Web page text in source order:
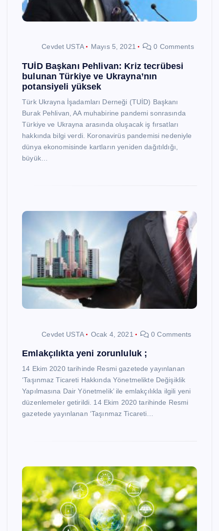
Cevdet USTA Mayıs 5, 2021 0 Comments
TUİD Başkanı Pehlivan: Kriz tecrübesi
bulunan Türkiye ve Ukrayna’nın
potansiyeli yüksek
Türk Ukrayna İşadamları Derneği (TUİD) Başkanı
Burak Pehlivan, AA muhabirine pandemi sonrasında
Türkiye ve Ukrayna arasında oluşacak iş fırsatları
hakkında bilgi verdi. Koronavirüs pandemisi nedeniyle
dünya ekonomisinde kartların yeniden dağıtıldığı,
büyük…
Cevdet USTA Ocak 4, 2021 0 Comments
Emlakçılıkta yeni zorunluluk ;
14 Ekim 2020 tarihinde Resmi gazetede yayınlanan
‘Taşınmaz Ticareti Hakkında Yönetmelikte Değişiklik
Yapılmasına Dair Yönetmelik’ ile emlakçılıkla ilgili yeni
düzenlemeler getirildi. 14 Ekim 2020 tarihinde Resmi
gazetede yayınlanan ‘Taşınmaz Ticareti…